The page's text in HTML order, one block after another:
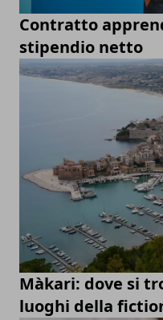
Contratto
stipendio netto
Màkari: dove si
luoghi della